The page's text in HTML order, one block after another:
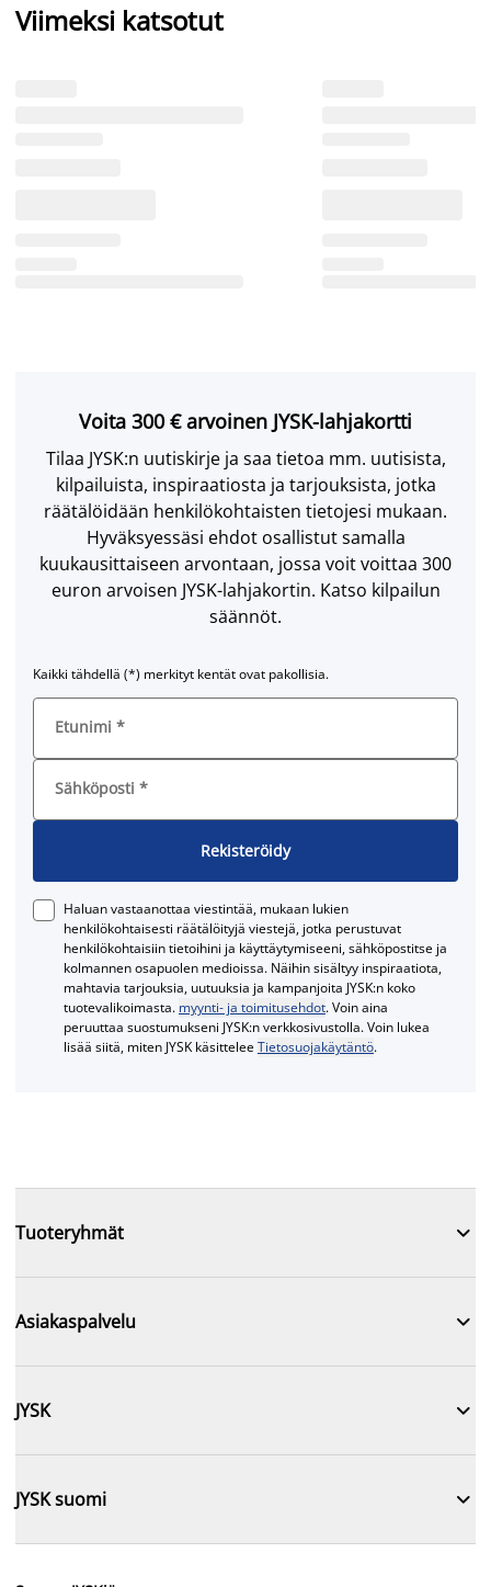
Viimeksi katsotut
Voita 300 € arvoinen JYSK-lahjakortti
Tilaa JYSK:n uutiskirje ja saa tietoa mm. uutisista,
kilpailuista, inspiraatiosta ja tarjouksista, jotka
räätälöidään henkilökohtaisten tietojesi mukaan.
Hyväksyessäsi ehdot osallistut samalla
kuukausittaiseen arvontaan, jossa voit voittaa 300
euron arvoisen JYSK-lahjakortin. Katso kilpailun
säännöt.
Kaikki tähdellä (*) merkityt kentät ovat pakollisia.
Etunimi *
Sähköposti *
Rekisteröidy
Haluan vastaanottaa viestintää, mukaan lukien
henkilökohtaisesti räätälöityjä viestejä, jotka perustuvat
henkilökohtaisiin tietoihini ja käyttäytymiseeni, sähköpostitse ja
kolmannen osapuolen medioissa. Näihin sisältyy inspiraatiota,
mahtavia tarjouksia, uutuuksia ja kampanjoita JYSK:n koko
tuotevalikoimasta. myynti- ja toimitusehdot. Voin aina
peruuttaa suostumukseni JYSK:n verkkosivustolla. Voin lukea
lisää siitä, miten JYSK käsitteleeTietosuojakäytäntö.
Tuoteryhmät 
Asiakaspalvelu 
JYSK 
JYSK suomi 